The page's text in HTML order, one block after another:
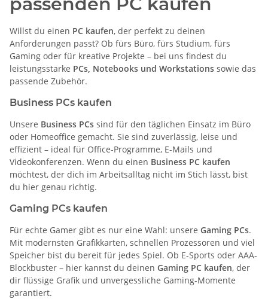
Willst du einen PC kaufen, der perfekt zu deinen
Anforderungen passt? Ob fürs Büro, fürs Studium, fürs
Gaming oder für kreative Projekte – bei uns findest du
leistungsstarke PCs, Notebooks und Workstations sowie das
passende Zubehör.
Business PCs kaufen
Unsere Business PCs sind für den täglichen Einsatz im Büro
oder Homeoffice gemacht. Sie sind zuverlässig, leise und
effizient – ideal für Office-Programme, E-Mails und
Videokonferenzen. Wenn du einen Business PC kaufen
möchtest, der dich im Arbeitsalltag nicht im Stich lässt, bist
du hier genau richtig.
Gaming PCs kaufen
Für echte Gamer gibt es nur eine Wahl: unsere Gaming PCs.
Mit modernsten Grafikkarten, schnellen Prozessoren und viel
Speicher bist du bereit für jedes Spiel. Ob E-Sports oder AAA-
Blockbuster – hier kannst du deinen Gaming PC kaufen, der
dir flüssige Grafik und unvergessliche Gaming-Momente
garantiert.